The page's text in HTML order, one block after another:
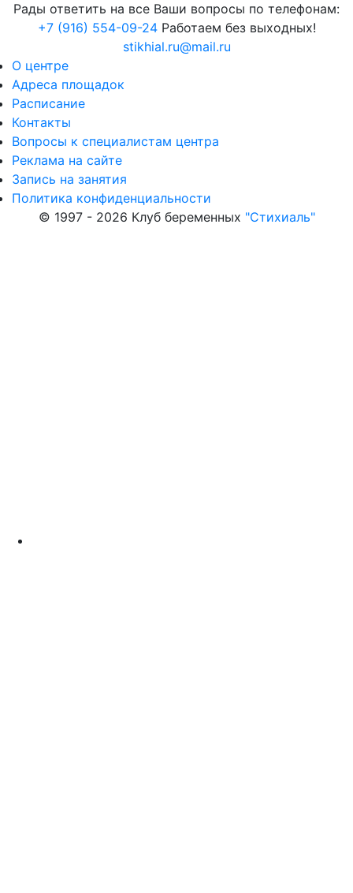
Рады ответить на все Ваши вопросы по телефонам:
+7 (916) 554-09-24 Работаем без выходных!
stikhial.ru@mail.ru
Вопросы к специалистам центра
Реклама на сайте
Запись на занятия
Политика конфиденциальности
О центре
Адреса площадок
Расписание
Контакты
© 1997 - 2026 Клуб беременных "Стихиаль"